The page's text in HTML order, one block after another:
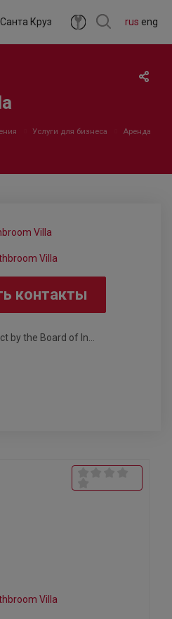
rus eng
Санта Круз
Услуги для бизнеса
Аренда
Villa
контакты
by the Board of In...